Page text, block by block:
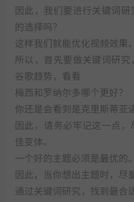
因此，我们要进行关键词
的选择吗？
这样我们就能优化视频效果。
所以，首先要做关键词研究
谷歌趋势，看看
梅西和罗纳尔多哪个更好？
你还是会看到是克里斯蒂亚
因此，请务必牢记这一点
佳变体。
一个好的主题必须是最优的。
因此，当你想出主题时，尽
通过关键词研究，找到最合